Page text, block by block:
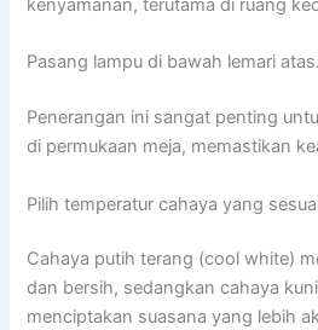
kenyamanan, terutama di ruang
Pasang lampu di bawah lemari atas.
Penerangan ini sangat penting
di permukaan meja, memastikan
Pilih temperatur cahaya yang
Cahaya putih terang (cool white)
dan bersih, sedangkan cahaya
menciptakan suasana yang lebih